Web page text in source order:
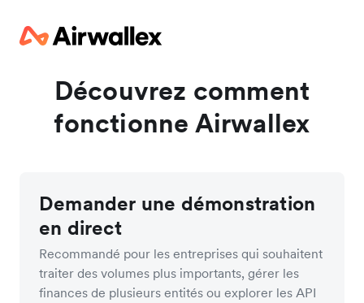
Découvrez comment
fonctionne Airwallex
Demander une démonstration
en direct
Recommandé pour les entreprises qui souhaitent
traiter des volumes plus importants, gérer les
finances de plusieurs entités ou explorer les API